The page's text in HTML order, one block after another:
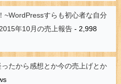
~WordPressすらも初心者な自分
年10月の売上報告 - 2,998
たから感想とか今の売上げとか